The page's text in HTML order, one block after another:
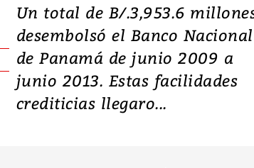
Un total de B/.3,953.6
desembolsó el Banco Nacional
de Panamá de junio 2009 a
junio 2013. Estas facilidades
crediticias llegaro...
Video: Lula lanza su
candidatura con
promesas de inversión
en defensa, educación y
tierras raras